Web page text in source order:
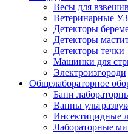
Весы для
Ветеринарные
Детекторы
Детекторы
Детекторы течки
Машинки для
Электроизгороди
Общелабораторное
Бани
Ванны
Инсектицидные
Лабораторные